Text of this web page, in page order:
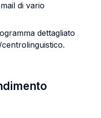
di vario
dettagliato